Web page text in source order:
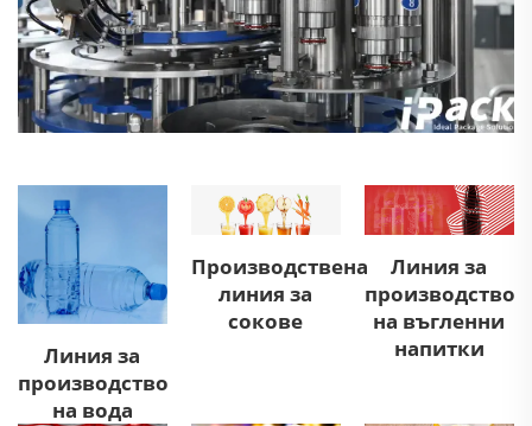
Линия за
производство
на вода
Производствена
линия за
сокове
Линия за
производство
на въгленни
напитки